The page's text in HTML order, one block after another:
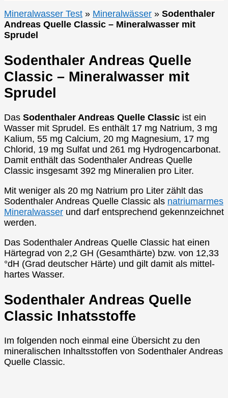
Mineralwasser Test » Mineralwässer » Sodenthaler
Andreas Quelle Classic – Mineralwasser mit
Sprudel
Sodenthaler Andreas Quelle
Classic – Mineralwasser mit
Sprudel
Das Sodenthaler Andreas Quelle Classic ist ein
Wasser mit Sprudel. Es enthält 17 mg Natrium, 3 mg
Kalium, 55 mg Calcium, 20 mg Magnesium, 17 mg
Chlorid, 19 mg Sulfat und 261 mg Hydrogencarbonat.
Damit enthält das Sodenthaler Andreas Quelle
Classic insgesamt 392 mg Mineralien pro Liter.
Mit weniger als 20 mg Natrium pro Liter zählt das
Sodenthaler Andreas Quelle Classic als natriumarmes
Mineralwasser und darf entsprechend gekennzeichnet
werden.
Das Sodenthaler Andreas Quelle Classic hat einen
Härtegrad von 2,2 GH (Gesamthärte) bzw. von 12,33
°dH (Grad deutscher Härte) und gilt damit als mittel-
hartes Wasser.
Sodenthaler Andreas Quelle
Classic Inhatsstoffe
Im folgenden noch einmal eine Übersicht zu den
mineralischen Inhaltsstoffen von Sodenthaler Andreas
Quelle Classic.